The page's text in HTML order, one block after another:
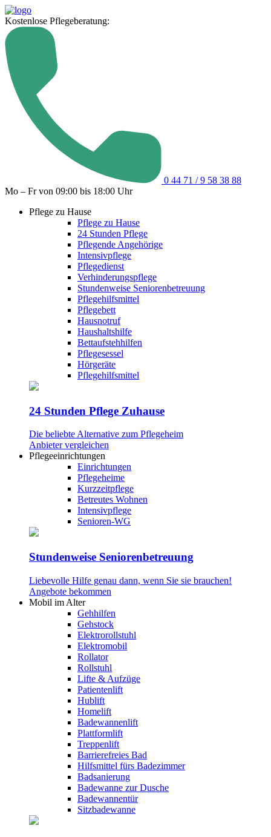
Kostenlose Pflegeberatung:
0 44 71 / 9 58 38 88
Mo – Fr von 09:00 bis 18:00 Uhr
Pflege zu Hause
Pflege zu Hause
24 Stunden Pflege
Pflegende Angehörige
Intensivpflege
Pflegedienst
Verhinderungspflege
Stundenweise Seniorenbetreuung
Pflegehilfsmittel
Pflegebett
Hausnotruf
Haushaltshilfe
Bettaufstehhilfen
Pflegesessel
Hörgeräte
Pflegehilfsmittel
24 Stunden Pflege Zuhause
Die beliebte Alternative zum Pflegeheim
Anbieter vergleichen
Pflegeeinrichtungen
Einrichtungen
Pflegeheime
Kurzzeitpflege
Betreutes Wohnen
Intensivpflege
Senioren-WG
Stundenweise Seniorenbetreuung
Liebevolle Hilfe genau dann, wenn Sie sie brauchen!
Angebote bekommen
Mobil im Alter
Gehhilfen
Gehstock
Elektrorollstuhl
Elektromobil
Rollator
Rollstuhl
Lifte & Aufzüge
Patientenlift
Hublift
Homelift
Badewannenlift
Plattformlift
Treppenlift
Barrierefreies Bad
Hilfsmittel fürs Badezimmer
Badsanierung
Badewanne zur Dusche
Badewannentür
Sitzbadewanne